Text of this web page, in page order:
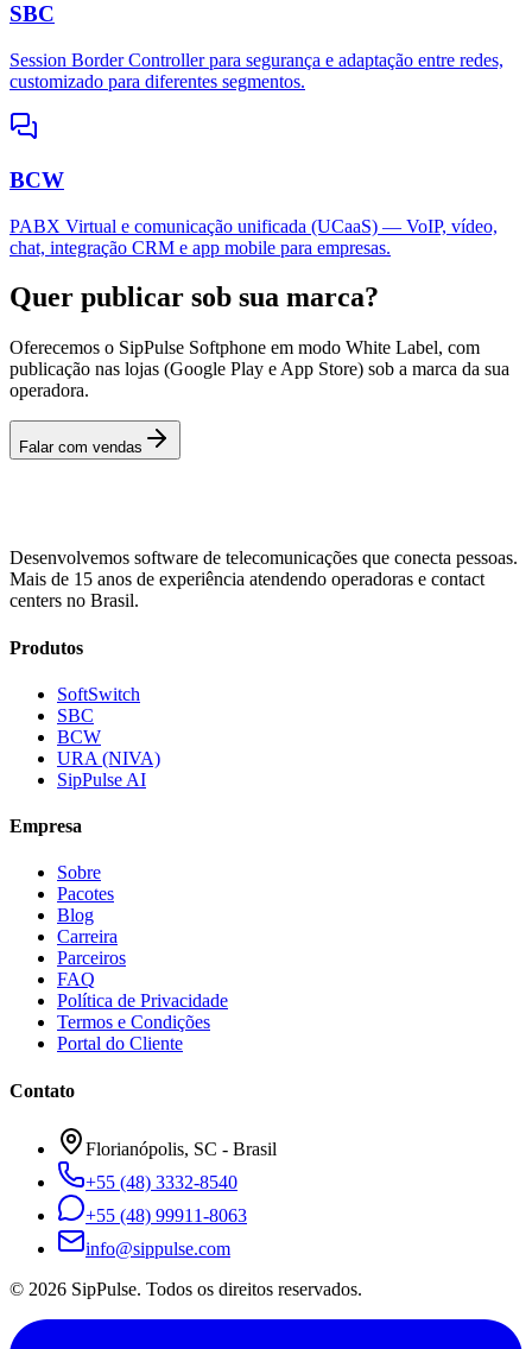
SBC
Session Border Controller para segurança e adaptação entre redes,
customizado para diferentes segmentos.
BCW
PABX Virtual e comunicação unificada (UCaaS) — VoIP, vídeo,
chat, integração CRM e app mobile para empresas.
Quer publicar sob sua marca?
Oferecemos o SipPulse Softphone em modo White Label, com
publicação nas lojas (Google Play e App Store) sob a marca da sua
operadora.
Falar com vendas
Desenvolvemos software de telecomunicações que conecta pessoas.
Mais de 15 anos de experiência atendendo operadoras e contact
centers no Brasil.
Produtos
SoftSwitch
SBC
BCW
URA (NIVA)
SipPulse AI
Empresa
Sobre
Pacotes
Blog
Carreira
Parceiros
FAQ
Política de Privacidade
Termos e Condições
Portal do Cliente
Contato
Florianópolis, SC - Brasil
+55 (48) 3332-8540
+55 (48) 99911-8063
info@sippulse.com
© 2026 SipPulse. Todos os direitos reservados.